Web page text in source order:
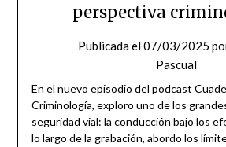
perspectiva
Publicada el07/03/2025
Pascual
En el nuevo episodio del podcast
Criminología, exploro uno de los
seguridad vial: la conducción bajo los
lo largo de la grabación, abordo los